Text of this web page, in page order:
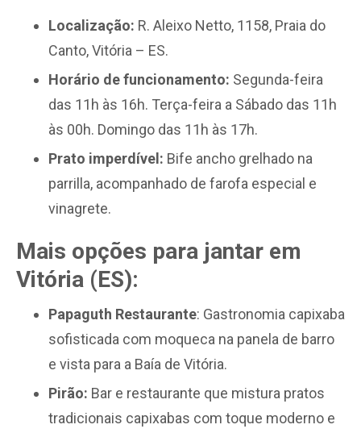
Localização: R. Aleixo Netto, 1158, Praia do
Canto, Vitória – ES.
Horário de funcionamento: Segunda-feira
das 11h às 16h. Terça-feira a Sábado das 11h
às 00h. Domingo das 11h às 17h.
Prato imperdível: Bife ancho grelhado na
parrilla, acompanhado de farofa especial e
vinagrete.
Mais opções para jantar em
Vitória (ES):
Papaguth Restaurante: Gastronomia capixaba
sofisticada com moqueca na panela de barro
e vista para a Baía de Vitória.
Pirão: Bar e restaurante que mistura pratos
tradicionais capixabas com toque moderno e